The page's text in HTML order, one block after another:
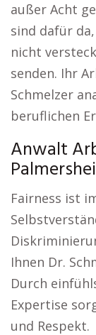
außer Acht
sind dafür
nicht
senden. Ihr
Schmelzer
beruflichen
Anwalt
Fairness ist
Ihnen Dr.
Durch
Expertise
und Respekt.